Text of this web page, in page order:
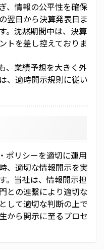
関する周知
、情報の公平性を確保
翌日から決算発表日ま
。沈黙期間中は、決算
トを差し控えておりま
、業績予想を大きく外
、適時開示規則に従い
ポリシーを適切に運用
、適切な情報開示を実
。当社は、情報開示担
との連繋により適切な
して適切な判断の上で
から開示に至るプロセ